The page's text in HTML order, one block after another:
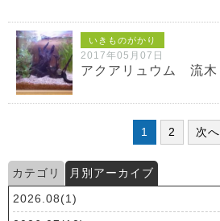
いきものがかり
2017年05月07日
アクアリュウム 流木
1 2 次へ
カテゴリ
月別アーカイブ
2026.08(1)